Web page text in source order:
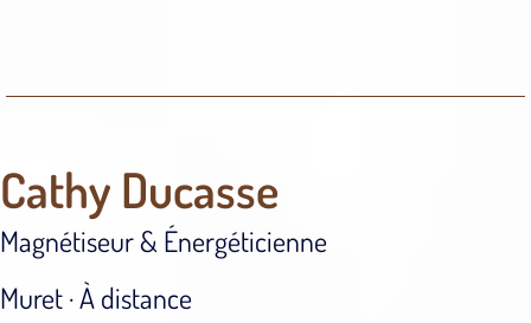
Cathy Ducasse
Magnétiseur & Énergéticienne
Muret · À distance